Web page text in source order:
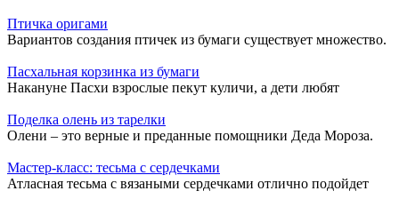
Птичка оригами
Вариантов создания птичек из бумаги существует множество.
Пасхальная корзинка из бумаги
Накануне Пасхи взрослые пекут куличи, а дети любят
Поделка олень из тарелки
Олени – это верные и преданные помощники Деда Мороза.
Мастер-класс: тесьма с сердечками
Атласная тесьма с вязаными сердечками отлично подойдет